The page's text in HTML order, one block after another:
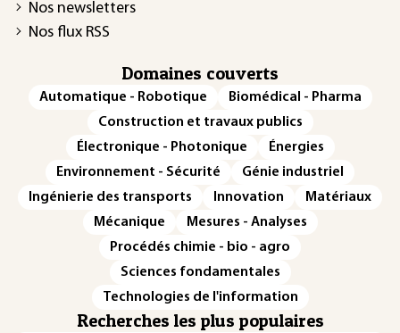
Nos newsletters
Nos flux RSS
Domaines couverts
Automatique - Robotique
Biomédical - Pharma
Construction et travaux publics
Électronique - Photonique
Énergies
Environnement - Sécurité
Génie industriel
Ingénierie des transports
Innovation
Matériaux
Mécanique
Mesures - Analyses
Procédés chimie - bio - agro
Sciences fondamentales
Technologies de l'information
Recherches les plus populaires